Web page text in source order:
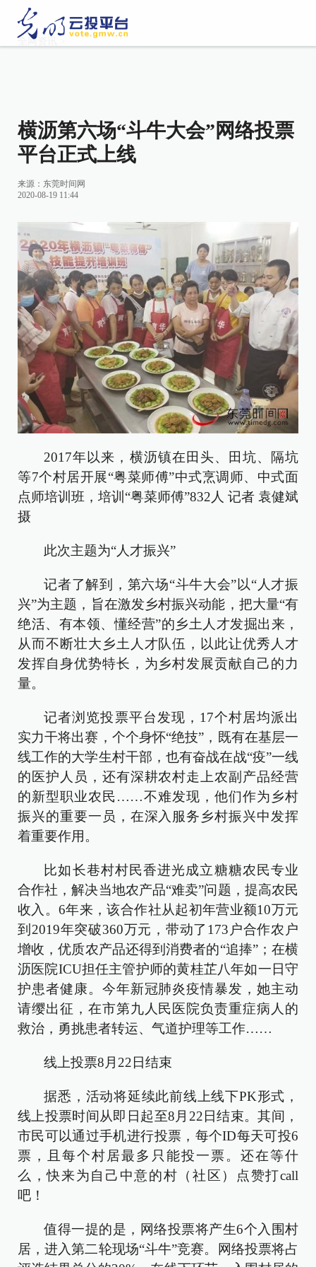
全网资讯
横沥第六场“斗牛大会”网络投票
平台正式上线
来源：东莞时间网
2020-08-19 11:44
2017年以来，横沥镇在田头、田坑、隔坑
等7个村居开展“粤菜师傅”中式烹调师、中式面
点师培训班，培训“粤菜师傅”832人 记者 袁健斌
摄
此次主题为“人才振兴”
记者了解到，第六场“斗牛大会”以“人才振
兴”为主题，旨在激发乡村振兴动能，把大量“有
绝活、有本领、懂经营”的乡土人才发掘出来，
从而不断壮大乡土人才队伍，以此让优秀人才
发挥自身优势特长，为乡村发展贡献自己的力
量。
记者浏览投票平台发现，17个村居均派出
实力干将出赛，个个身怀“绝技”，既有在基层一
线工作的大学生村干部，也有奋战在战“疫”一线
的医护人员，还有深耕农村走上农副产品经营
的新型职业农民……不难发现，他们作为乡村
振兴的重要一员，在深入服务乡村振兴中发挥
着重要作用。
比如长巷村村民香进光成立糖糖农民专业
合作社，解决当地农产品“难卖”问题，提高农民
收入。6年来，该合作社从起初年营业额10万元
到2019年突破360万元，带动了173户合作农户
增收，优质农产品还得到消费者的“追捧”；在横
沥医院ICU担任主管护师的黄桂芷八年如一日守
护患者健康。今年新冠肺炎疫情暴发，她主动
请缨出征，在市第九人民医院负责重症病人的
救治，勇挑患者转运、气道护理等工作……
线上投票8月22日结束
据悉，活动将延续此前线上线下PK形式，
线上投票时间从即日起至8月22日结束。其间，
市民可以通过手机进行投票，每个ID每天可投6
票，且每个村居最多只能投一票。还在等什
么，快来为自己中意的村（社区）点赞打call
吧！
值得一提的是，网络投票将产生6个入围村
居，进入第二轮现场“斗牛”竞赛。网络投票将占